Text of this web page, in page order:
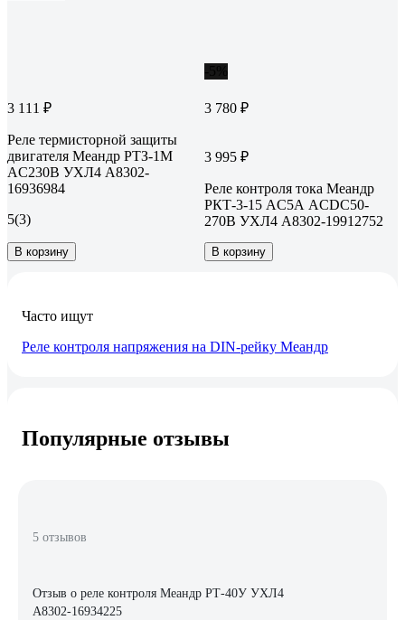
3 111 ₽
Реле термисторной защиты
двигателя Меандр РТЗ-1М
AC230В УХЛ4 A8302-
16936984
5(3)
В корзину
3 780 ₽
3 995 ₽
Реле контроля тока Меандр
РКТ-3-15 AC5А ACDC50-
270B УХЛ4 A8302-19912752
В корзину
Часто ищут
Реле контроля напряжения на DIN-рейку Меандр
Популярные отзывы
5 отзывов
Отзыв о реле контроля Меандр РТ-40У УХЛ4
A8302-16934225